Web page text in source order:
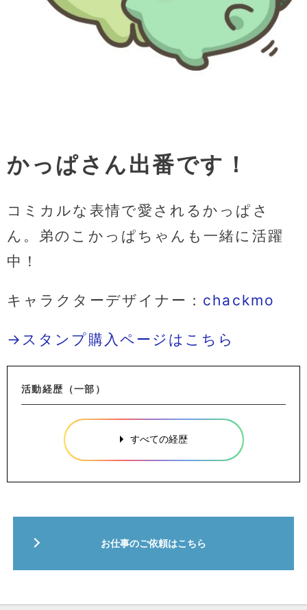
かっぱさん出番です！
コミカルな表情で愛されるかっぱさ
ん。弟のこかっぱちゃんも一緒に活躍
中！
キャラクターデザイナー： chackmo
→スタンプ購入ページはこちら
活動経歴（一部）
すべての経歴
お仕事のご依頼はこちら